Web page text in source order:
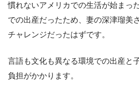
慣れないアメリカでの生活が始まっ
での出産だったため、妻の深津瑠美
チャレンジだったはずです。
言語も文化も異なる環境での出産と
負担がかかります。